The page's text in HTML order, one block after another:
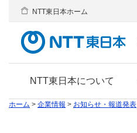
NTT東日本について
NTT東日本ホーム
ホーム > 企業情報 > お知らせ・報道発表